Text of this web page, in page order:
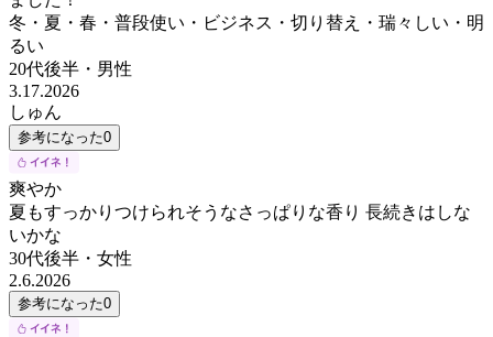
冬・夏・春・普段使い・ビジネス・切り替え・瑞々しい・明
るい
20代後半 ・ 男性
3.17.2026
しゅん
参考になった0
爽やか
夏もすっかりつけられそうなさっぱりな香り 長続きはしな
いかな
30代後半 ・ 女性
2.6.2026
参考になった0